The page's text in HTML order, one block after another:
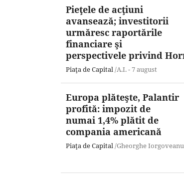
Pieţele de acţiuni
avansează; investitorii
urmăresc raportările
financiare şi
perspectivele privind
Piaţa de Capital /A.I. -7 august
Europa plăteşte, Palantir
profită: impozit de
numai 1,4% plătit de
compania americană
Piaţa de Capital /Gheorghe